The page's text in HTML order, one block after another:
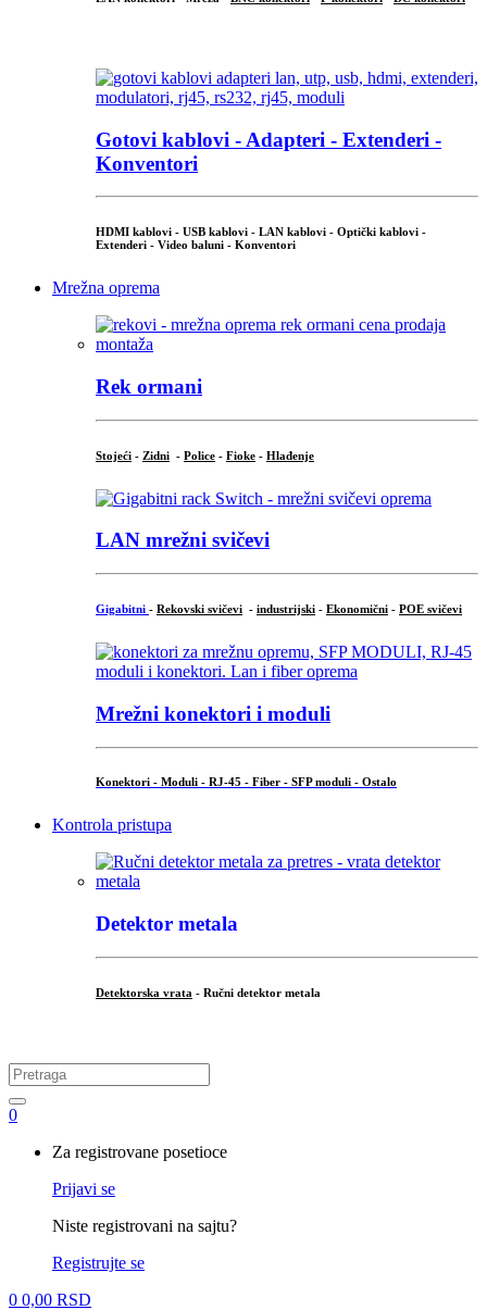
Gotovi kablovi - Adapteri - Extenderi -
Konventori
HDMI kablovi - USB kablovi - LAN kablovi - Optički kablovi -
Extenderi - Video baluni - Konventori
Mrežna oprema
Rek ormani
Stojeći - Zidni - Police - Fioke - Hlađenje
LAN mrežni svičevi
Gigabitni - Rekovski svičevi - industrijski - Ekonomični - POE svičevi
Mrežni konektori i moduli
Konektori - Moduli - RJ-45 - Fiber - SFP moduli - Ostalo
Kontrola pristupa
Detektor metala
Detektorska vrata - Ručni detektor metala
Search
for:
0
Za registrovane posetioce
Prijavi se
Niste registrovani na sajtu?
Registrujte se
0 0,00 RSD